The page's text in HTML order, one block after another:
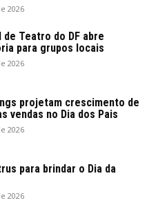
2026
de Teatro do DF abre
para grupos locais
2026
projetam crescimento de
vendas no Dia dos Pais
2026
para brindar o Dia da
2026